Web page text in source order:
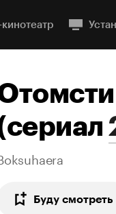
сериал
Буду смотреть